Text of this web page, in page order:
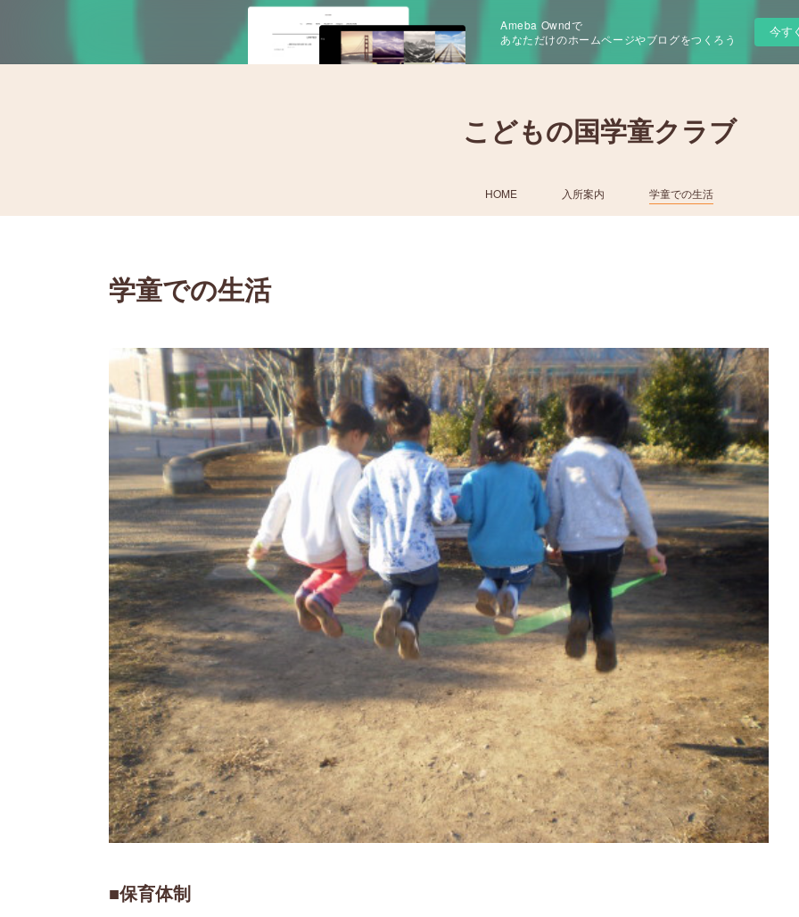
Ameba Owndで
あなただけのホームページやブログをつくろう
今す
こどもの国学童クラブ
HOME 入所案内 学童での生活
学童での生活
■保育体制